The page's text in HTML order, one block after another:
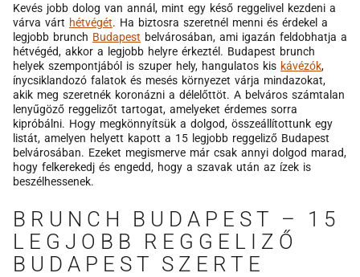
Kevés jobb dolog van annál, mint egy késő reggelivel kezdeni a
várva várt hétvégét. Ha biztosra szeretnél menni és érdekel a
legjobb brunch Budapest belvárosában, ami igazán feldobhatja a
hétvégéd, akkor a legjobb helyre érkeztél. Budapest brunch
helyek szempontjából is szuper hely, hangulatos kis kávézók,
ínycsiklandozó falatok és mesés környezet várja mindazokat,
akik meg szeretnék koronázni a délelőttöt. A belváros számtalan
lenyűgöző reggelizőt tartogat, amelyeket érdemes sorra
kipróbálni. Hogy megkönnyítsük a dolgod, összeállítottunk egy
listát, amelyen helyett kapott a 15 legjobb reggeliző Budapest
belvárosában. Ezeket megismerve már csak annyi dolgod marad,
hogy felkerekedj és engedd, hogy a szavak után az ízek is
beszélhessenek.
BRUNCH BUDAPEST – 15
LEGJOBB REGGELIZŐ
BUDAPEST SZERTE